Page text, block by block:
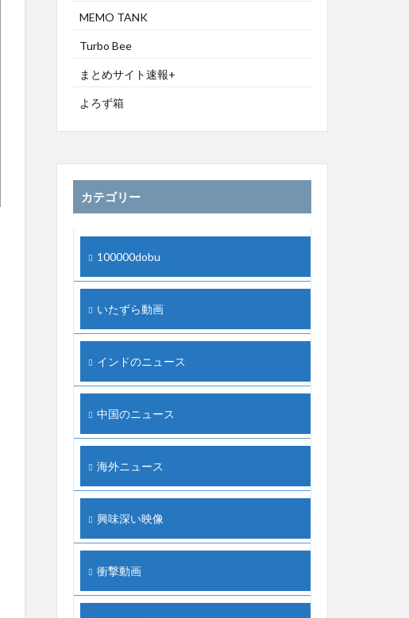
MEMO TANK
Turbo Bee
まとめサイト速報+
よろず箱
カテゴリー
100000dobu
いたずら動画
インドのニュース
中国のニュース
海外ニュース
興味深い映像
衝撃動画